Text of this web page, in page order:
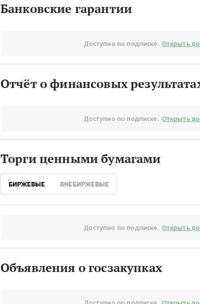
Банковские гарантии
Доступно по подписке. Открыть
Отчёт о финансовых
Доступно по подписке. Открыть
Торги ценными бумагами
БИРЖЕВЫЕ ВНЕБИРЖЕВЫЕ
Доступно по подписке. Открыть
Объявления о госзакупках